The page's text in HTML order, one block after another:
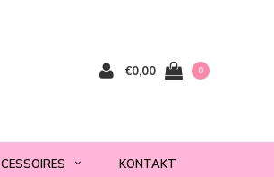
€0,00 0
KONTAKT